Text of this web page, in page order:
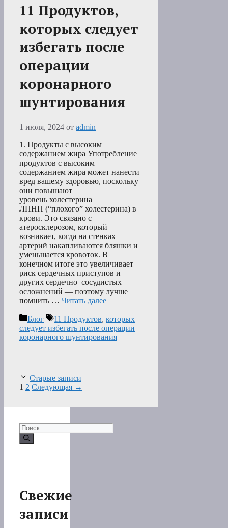
11 Продуктов,
которых следует
избегать после
операции
коронарного
шунтирования
1 июля, 2024 от admin
1. Продукты с высоким
содержанием жира Употребление
продуктов с высоким
содержанием жира может нанести
вред вашему здоровью, поскольку
они повышают
уровень холестерина
ЛПНП (“плохого” холестерина) в
крови. Это связано с
атеросклерозом, который
возникает, когда на стенках
артерий накапливаются бляшки и
уменьшается кровоток. В
конечном итоге это увеличивает
риск сердечных приступов и
других сердечно–сосудистых
осложнений — поэтому лучше
помнить … Читать далее
Рубрики
Блог Метки
11 Продуктов, которых
следует избегать после операции
коронарного шунтирования
Старые записи
Страница
1 Страница
2 Следующая →
Поиск:
Свежие
записи